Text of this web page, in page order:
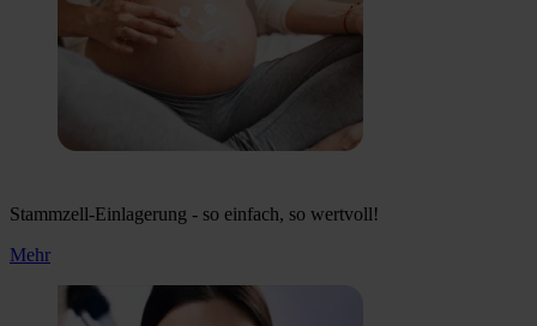
Stammzell-Einlagerung - so einfach, so wertvoll!
Mehr